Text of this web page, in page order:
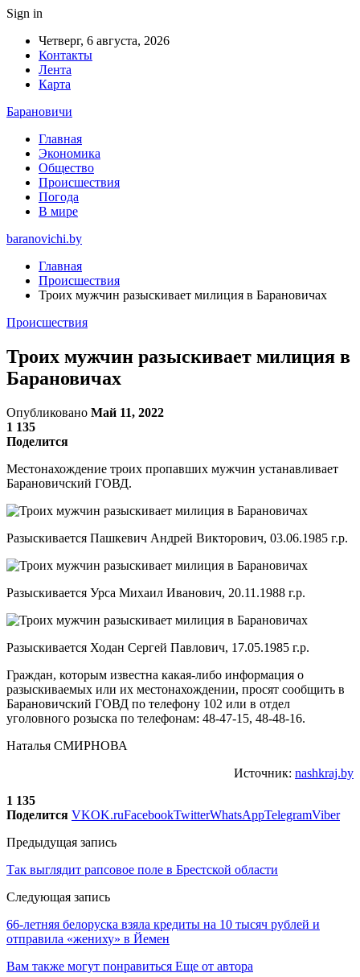
Sign in
Четверг, 6 августа, 2026
Контакты
Лента
Карта
Барановичи
Главная
Экономика
Общество
Происшествия
Погода
В мире
baranovichi.by
Главная
Происшествия
Троих мужчин разыскивает милиция в Барановичах
Происшествия
Троих мужчин разыскивает милиция в
Барановичах
Опубликовано Май 11, 2022
1 135
Поделится
Местонахождение троих пропавших мужчин устанавливает
Барановичский ГОВД.
Разыскивается Пашкевич Андрей Викторович, 03.06.1985 г.р.
Разыскивается Урса Михаил Иванович, 20.11.1988 г.р.
Разыскивается Ходан Сергей Павлович, 17.05.1985 г.р.
Граждан, которым известна какая-либо информация о
разыскиваемых или их местонахождении, просят сообщить в
Барановичский ГОВД по телефону 102 или в отдел
уголовного розыска по телефонам: 48-47-15, 48-48-16.
Наталья СМИРНОВА
Источник: nashkraj.by
1 135
Поделится VKOK.ruFacebookTwitterWhatsAppTelegramViber
Предыдущая запись
Так выглядит рапсовое поле в Брестской области
Следующая запись
66-летняя белоруска взяла кредиты на 10 тысяч рублей и
отправила «жениху» в Йемен
Вам также могут понравиться Еще от автора